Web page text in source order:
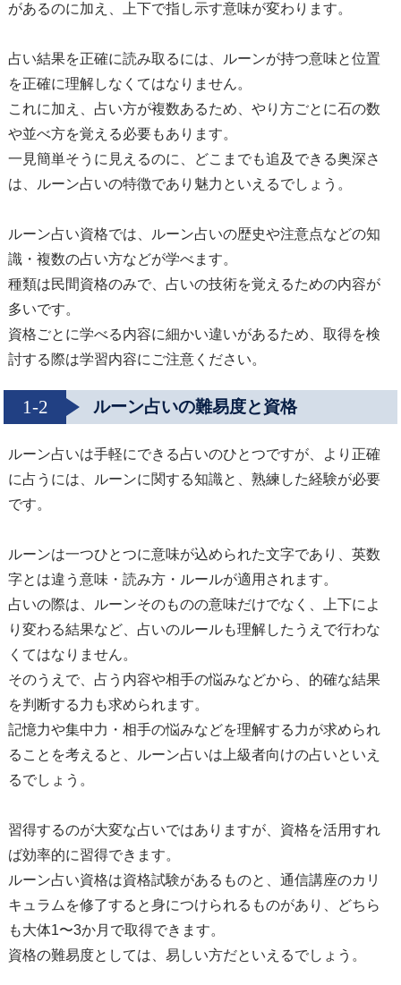
があるのに加え、上下で指し示す意味が変わります。
占い結果を正確に読み取るには、ルーンが持つ意味と位置
を正確に理解しなくてはなりません。
これに加え、占い方が複数あるため、やり方ごとに石の数
や並べ方を覚える必要もあります。
一見簡単そうに見えるのに、どこまでも追及できる奥深さ
は、ルーン占いの特徴であり魅力といえるでしょう。
ルーン占い資格では、ルーン占いの歴史や注意点などの知
識・複数の占い方などが学べます。
種類は民間資格のみで、占いの技術を覚えるための内容が
多いです。
資格ごとに学べる内容に細かい違いがあるため、取得を検
討する際は学習内容にご注意ください。
1-2 ルーン占いの難易度と資格
ルーン占いは手軽にできる占いのひとつですが、より正確
に占うには、ルーンに関する知識と、熟練した経験が必要
です。
ルーンは一つひとつに意味が込められた文字であり、英数
字とは違う意味・読み方・ルールが適用されます。
占いの際は、ルーンそのものの意味だけでなく、上下によ
り変わる結果など、占いのルールも理解したうえで行わな
くてはなりません。
そのうえで、占う内容や相手の悩みなどから、的確な結果
を判断する力も求められます。
記憶力や集中力・相手の悩みなどを理解する力が求められ
ることを考えると、ルーン占いは上級者向けの占いといえ
るでしょう。
習得するのが大変な占いではありますが、資格を活用すれ
ば効率的に習得できます。
ルーン占い資格は資格試験があるものと、通信講座のカリ
キュラムを修了すると身につけられるものがあり、どちら
も大体1〜3か月で取得できます。
資格の難易度としては、易しい方だといえるでしょう。